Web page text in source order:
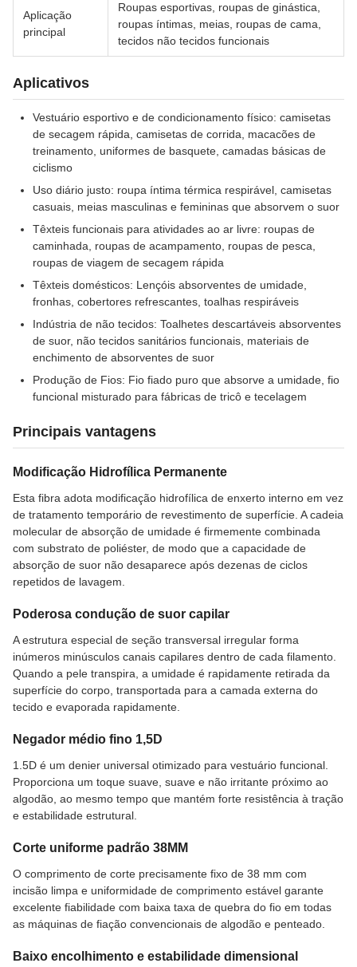
Aplicação
principal
Roupas esportivas, roupas de ginástica,
roupas íntimas, meias, roupas de cama,
tecidos não tecidos funcionais
Aplicativos
Vestuário esportivo e de condicionamento físico: camisetas
de secagem rápida, camisetas de corrida, macacões de
treinamento, uniformes de basquete, camadas básicas de
ciclismo
Uso diário justo: roupa íntima térmica respirável, camisetas
casuais, meias masculinas e femininas que absorvem o suor
Têxteis funcionais para atividades ao ar livre: roupas de
caminhada, roupas de acampamento, roupas de pesca,
roupas de viagem de secagem rápida
Têxteis domésticos: Lençóis absorventes de umidade,
fronhas, cobertores refrescantes, toalhas respiráveis
Indústria de não tecidos: Toalhetes descartáveis ​​absorventes
de suor, não tecidos sanitários funcionais, materiais de
enchimento de absorventes de suor
Produção de Fios: Fio fiado puro que absorve a umidade, fio
funcional misturado para fábricas de tricô e tecelagem
Principais vantagens
Modificação Hidrofílica Permanente
Esta fibra adota modificação hidrofílica de enxerto interno em vez
de tratamento temporário de revestimento de superfície. A cadeia
molecular de absorção de umidade é firmemente combinada
com substrato de poliéster, de modo que a capacidade de
absorção de suor não desaparece após dezenas de ciclos
repetidos de lavagem.
Poderosa condução de suor capilar
A estrutura especial de seção transversal irregular forma
inúmeros minúsculos canais capilares dentro de cada filamento.
Quando a pele transpira, a umidade é rapidamente retirada da
superfície do corpo, transportada para a camada externa do
tecido e evaporada rapidamente.
Negador médio fino 1,5D
1.5D é um denier universal otimizado para vestuário funcional.
Proporciona um toque suave, suave e não irritante próximo ao
algodão, ao mesmo tempo que mantém forte resistência à tração
e estabilidade estrutural.
Corte uniforme padrão 38MM
O comprimento de corte precisamente fixo de 38 mm com
incisão limpa e uniformidade de comprimento estável garante
excelente fiabilidade com baixa taxa de quebra do fio em todas
as máquinas de fiação convencionais de algodão e penteado.
Baixo encolhimento e estabilidade dimensional